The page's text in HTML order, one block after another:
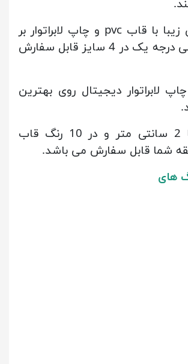
این تابلو های زیبا با قاب pvc و چاپ لابراتوار بر
روی کاغذ ژاپنی درجه یک در 4 سایز قابل سفارش
لابراتوار دیجیتال روی بهترین
قاب تابلو ها 2 سانتی متر و در 10 رنگ قاب
شما قابل سفارش می باشد.
های